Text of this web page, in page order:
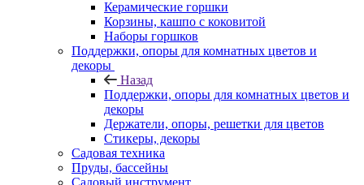
Керамические горшки
Корзины, кашпо с коковитой
Наборы горшков
Поддержки, опоры для комнатных цветов и
декоры
Назад
Поддержки, опоры для комнатных цветов и
декоры
Держатели, опоры, решетки для цветов
Стикеры, декоры
Садовая техника
Пруды, бассейны
Садовый инструмент